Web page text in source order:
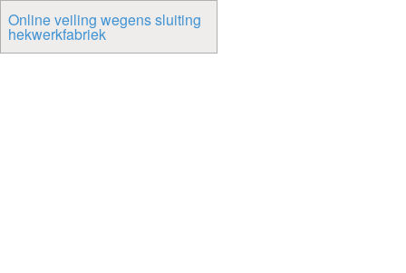
Online veiling wegens sluiting
hekwerkfabriek